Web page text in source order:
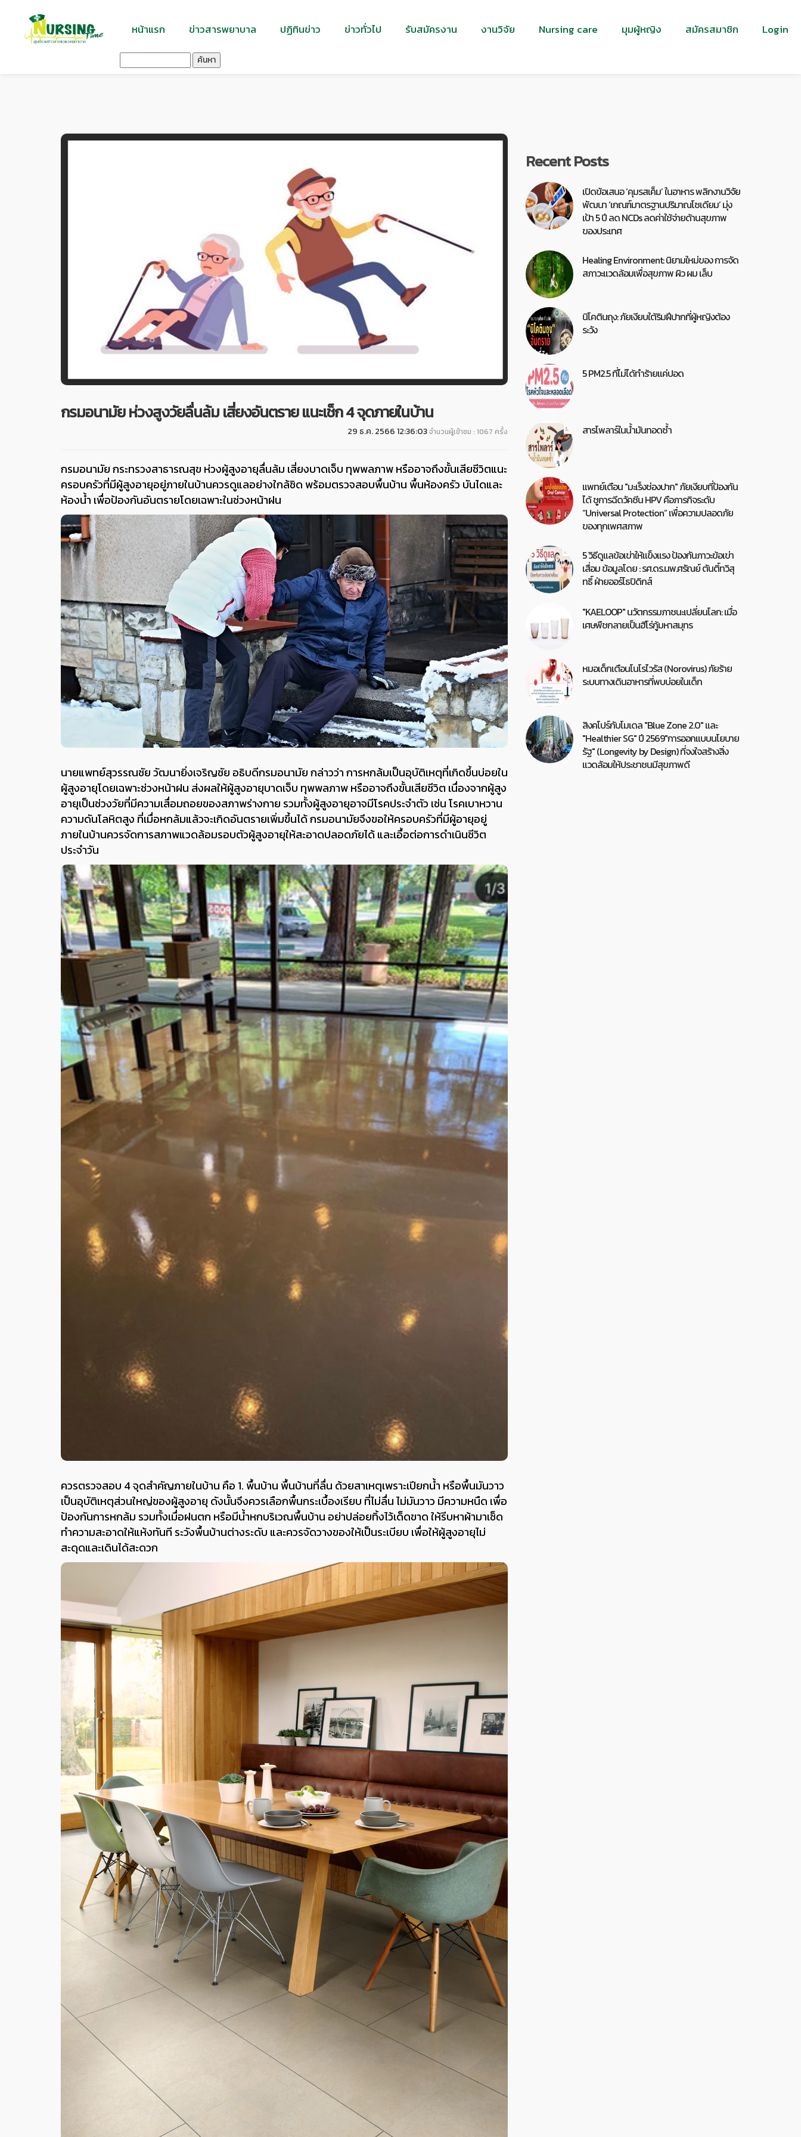
หน้าแรก ข่าวสารพยาบาล ปฏิทินข่าว ข่าวทั่วไป รับสมัครงาน งานวิจัย Nursing care มุมผู้หญิง สมัครสมาชิก Login
ค้นหา
กรมอนามัย ห่วงสูงวัยลื่นล้ม เสี่ยงอันตราย แนะเช็ก 4 จุดภายในบ้าน
29 ธ.ค. 2566 12:36:03จำนวนผู้เข้าชม : 1067 ครั้ง
กรมอนามัย กระทรวงสาธารณสุข ห่วงผู้สูงอายุลื่นล้ม เสี่ยงบาดเจ็บ ทุพพลภาพ หรืออาจถึงขั้นเสียชีวิตแนะ
ครอบครัวที่มีผู้สูงอายุอยู่ภายในบ้านควรดูแลอย่างใกล้ชิด พร้อมตรวจสอบพื้นบ้าน พื้นห้องครัว บันไดและ
ห้องน้ำ เพื่อป้องกันอันตรายโดยเฉพาะในช่วงหน้าฝน
นายแพทย์สุวรรณชัย วัฒนายิ่งเจริญชัย อธิบดีกรมอนามัย กล่าวว่า การหกล้มเป็นอุบัติเหตุที่เกิดขึ้นบ่อยใน
ผู้สูงอายุโดยเฉพาะช่วงหน้าฝน ส่งผลให้ผู้สูงอายุบาดเจ็บ ทุพพลภาพ หรืออาจถึงขั้นเสียชีวิต เนื่องจากผู้สูง
อายุเป็นช่วงวัยที่มีความเสื่อมถอยของสภาพร่างกาย รวมทั้งผู้สูงอายุอาจมีโรคประจำตัว เช่น โรคเบาหวาน
ความดันโลหิตสูง ที่เมื่อหกล้มแล้วจะเกิดอันตรายเพิ่มขึ้นได้ กรมอนามัยจึงขอให้ครอบครัวที่มีผู้อายุอยู่
ภายในบ้านควรจัดการสภาพแวดล้อมรอบตัวผู้สูงอายุให้สะอาดปลอดภัยได้ และเอื้อต่อการดำเนินชีวิต
ประจำวัน
ควรตรวจสอบ 4 จุดสำคัญภายในบ้าน คือ 1. พื้นบ้าน พื้นบ้านที่ลื่น ด้วยสาเหตุเพราะเปียกน้ำ หรือพื้นมันวาว
เป็นอุบัติเหตุส่วนใหญ่ของผู้สูงอายุ ดังนั้นจึงควรเลือกพื้นกระเบื้องเรียบ ที่ไม่ลื่น ไม่มันวาว มีความหนืด เพื่อ
ป้องกันการหกล้ม รวมทั้งเมื่อฝนตก หรือมีน้ำหกบริเวณพื้นบ้าน อย่าปล่อยทิ้งไว้เด็ดขาด ให้รีบหาผ้ามาเช็ด
ทำความสะอาดให้แห้งทันที ระวังพื้นบ้านต่างระดับ และควรจัดวางของให้เป็นระเบียบ เพื่อให้ผู้สูงอายุไม่
สะดุดและเดินได้สะดวก
Recent Posts
เปิดข้อเสนอ ‘คุมรสเค็ม’ ในอาหาร พลิกงานวิจัย
พัฒนา ‘เกณฑ์มาตรฐานปริมาณโซเดียม’ มุ่ง
เป้า 5 ปี ลด NCDs ลดค่าใช้จ่ายด้านสุขภาพ
ของประเทศ
Healing Environment: นิยามใหม่ของ การจัด
สภาวะแวดล้อมเพื่อสุขภาพ ผิว ผม เล็บ
นิโคตินถุง: ภัยเงียบใต้ริมฝีปากที่ผู้หญิงต้อง
ระวัง
5 PM2.5 ที่ไม่ได้ทำร้ายแค่ปอด
สารโพลาร์ในน้ำมันทอดซ้ำ
แพทย์เตือน "มะเร็งช่องปาก" ภัยเงียบที่ป้องกัน
ได้ ชูการฉีดวัคซีน HPV คือภารกิจระดับ
“Universal Protection” เพื่อความปลอดภัย
ของทุกเพศสภาพ
5 วิธีดูแลข้อเข่าให้แข็งแรง ป้องกันภาวะข้อเข่า
เสื่อม ข้อมูลโดย : รศ.ดร.นพ.ศรัณย์ ตันติ์ทวิสุ
ทธิ์ ฝ่ายออร์โธปิดิกส์
"KAELOOP" นวัตกรรมภาชนะเปลี่ยนโลก: เมื่อ
เศษพืชกลายเป็นฮีโร่กู้มหาสมุทร
หมอเด็กเตือนโนโรไวรัส (Norovirus) ภัยร้าย
ระบบทางเดินอาหารที่พบบ่อยในเด็ก
สิงคโปร์กับโมเดล "Blue Zone 2.0" และ
"Healthier SG" ปี 2569"การออกแบบนโยบาย
รัฐ" (Longevity by Design) ที่จงใจสร้างสิ่ง
แวดล้อมให้ประชาชนมีสุขภาพดี